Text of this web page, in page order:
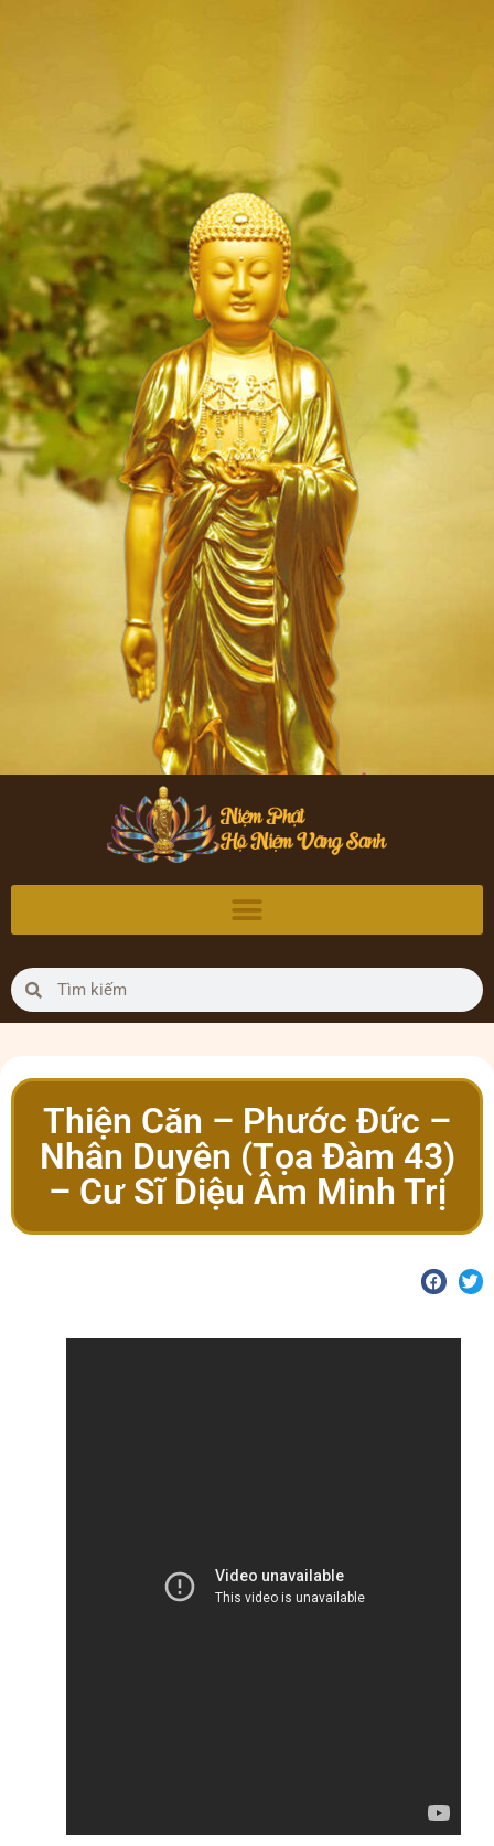
Thiện Căn – Phước Đức –
Nhân Duyên (Tọa Đàm 43)
– Cư Sĩ Diệu Âm Minh Trị